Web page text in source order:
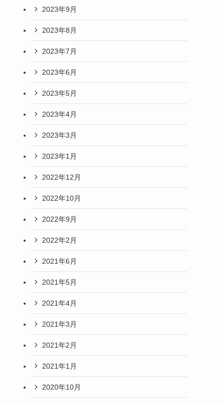
2023年9月
2023年8月
2023年7月
2023年6月
2023年5月
2023年4月
2023年3月
2023年1月
2022年12月
2022年10月
2022年9月
2022年2月
2021年6月
2021年5月
2021年4月
2021年3月
2021年2月
2021年1月
2020年10月